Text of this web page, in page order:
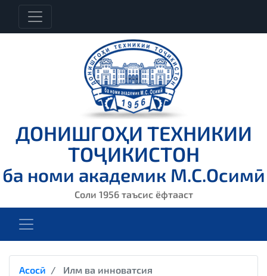
ДОНИШГОҲИ ТЕХНИКИИ
ТОҶИКИСТОН
ба номи академик М.С.Осимӣ
Соли 1956 таъсис ёфтааст
Асосӣ
Илм ва инноватсия